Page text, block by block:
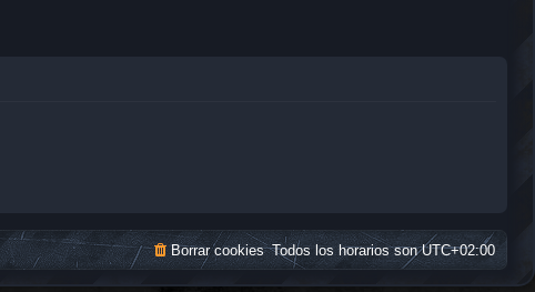
Todos los horarios sonUTC+02:00
Borrar cookies